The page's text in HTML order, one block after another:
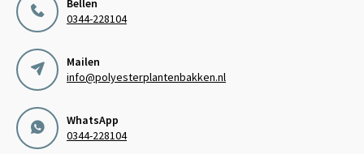
Bellen
0344-228104
Mailen
info@polyesterplantenbakken.nl
WhatsApp
0344-228104